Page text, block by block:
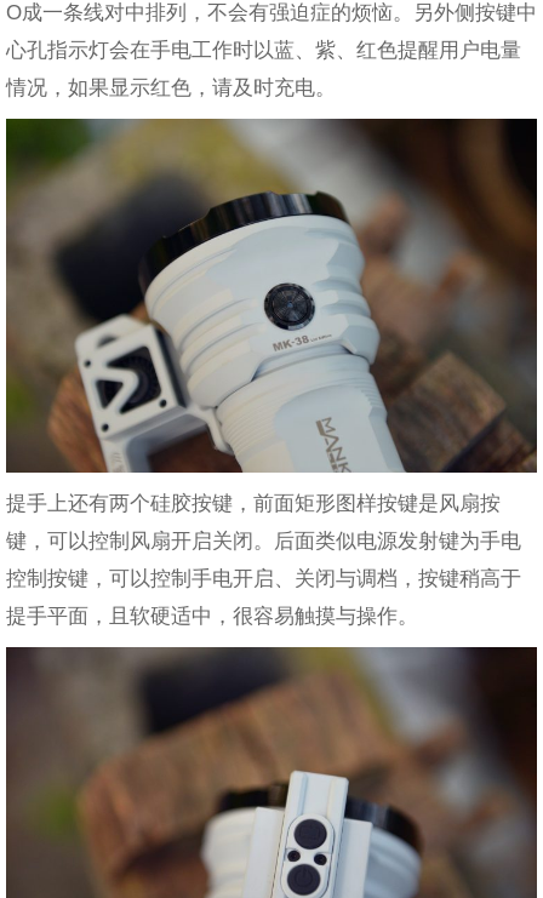
O成一条线对中排列，不会有强迫症的烦恼。另外侧按键中
心孔指示灯会在手电工作时以蓝、紫、红色提醒用户电量
情况，如果显示红色，请及时充电。
提手上还有两个硅胶按键，前面矩形图样按键是风扇按
键，可以控制风扇开启关闭。后面类似电源发射键为手电
控制按键，可以控制手电开启、关闭与调档，按键稍高于
提手平面，且软硬适中，很容易触摸与操作。